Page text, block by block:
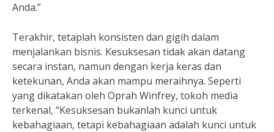
Anda.”
Terakhir, tetaplah konsisten dan gigih dalam
menjalankan bisnis. Kesuksesan tidak akan datang
secara instan, namun dengan kerja keras dan
ketekunan, Anda akan mampu meraihnya. Seperti
yang dikatakan oleh Oprah Winfrey, tokoh media
terkenal, “Kesuksesan bukanlah kunci untuk
kebahagiaan, tetapi kebahagiaan adalah kunci untuk